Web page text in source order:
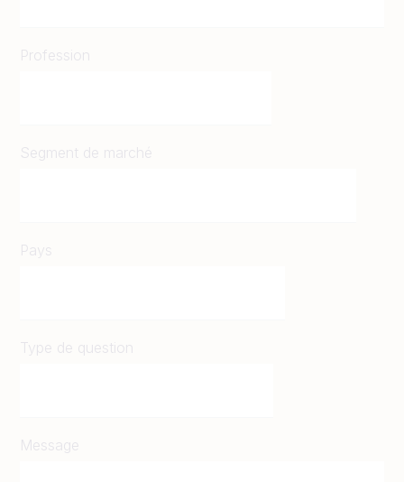
Profession
Segment de marché
Pays
Type de question
Message